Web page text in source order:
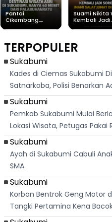
Pantai
Cikembang,
Dari
Palabuhanratu
Suami Nikita
Kembali Jadi
TERPOPULER
Sukabumi
Kades di Ciemas Sukabumi
Satnarkoba, Polisi Benarkan
Sukabumi
Pemkab Sukabumi Mulai
Lokasi Wisata, Petugas Pakai
Sukabumi
Ayah di Sukabumi Cabuli
SMA
Sukabumi
Korban Bentrok Geng Motor
Tangki Pertamina Kena